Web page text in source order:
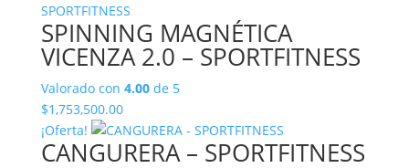
original
era:
$753,900.00.
es:
$610,600.00.
SPINNING MAGNÉTICA
VICENZA 2.0 – SPORTFITNESS
Valorado con 4.00de 5
$1,753,500.00
¡Oferta!
CANGURERA – SPORTFITNESS